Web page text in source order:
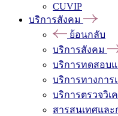
CUVIP
บริการสังคม
ย้อนกลับ
บริการสังคม
บริการทดสอบ
บริการทางการ
บริการตรวจวิ
สารสนเทศและ